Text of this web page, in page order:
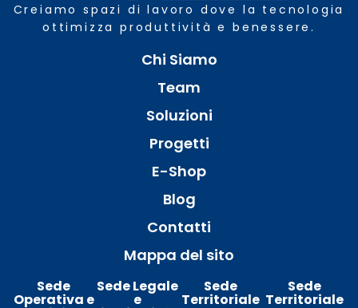
Creiamo spazi di lavoro dove la tecnologia
ottimizza produttività e benessere.
Chi Siamo
Team
Soluzioni
Progetti
E-Shop
Blog
Contatti
Mappa del sito
Sede
Operativa e
Sede Legale
e
Sede
Territoriale
Sede
Territoriale